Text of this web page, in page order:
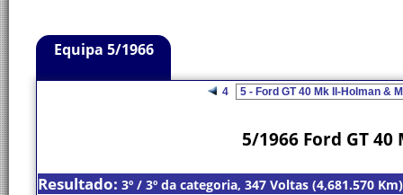
Equipa 5/1966
4
5/1966 Ford GT
Resultado: 3º / 3º da categoria, 347 Voltas (4,681.570